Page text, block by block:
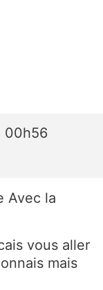
00h56
Avec la
vous aller
mais